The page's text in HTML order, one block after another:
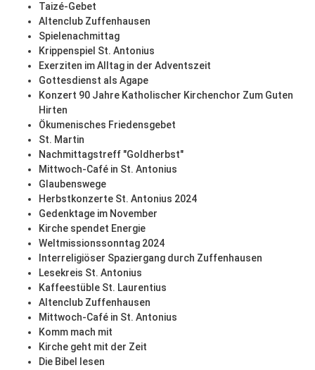
Taizé-Gebet
Altenclub Zuffenhausen
Spielenachmittag
Krippenspiel St. Antonius
Exerziten im Alltag in der Adventszeit
Gottesdienst als Agape
Konzert 90 Jahre Katholischer Kirchenchor Zum Guten
Hirten
Ökumenisches Friedensgebet
St. Martin
Nachmittagstreff "Goldherbst"
Mittwoch-Café in St. Antonius
Glaubenswege
Herbstkonzerte St. Antonius 2024
Gedenktage im November
Kirche spendet Energie
Weltmissionssonntag 2024
Interreligiöser Spaziergang durch Zuffenhausen
Lesekreis St. Antonius
Kaffeestüble St. Laurentius
Altenclub Zuffenhausen
Mittwoch-Café in St. Antonius
Komm mach mit
Kirche geht mit der Zeit
Die Bibel lesen